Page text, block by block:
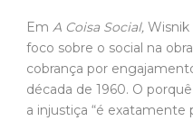
Em A Coisa Social, Wisnik
foco sobre o social na
cobrança por
década de 1960. O
a injustiça “é exatamente